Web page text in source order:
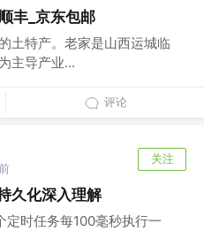
丰_京东包邮
土特产。老家是山西运城临
主导产业...
评论
关注
久化深入理解
定时任务每100毫秒执行一